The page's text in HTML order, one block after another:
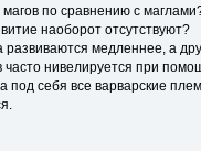
по сравнению с
наоборот отсутствуют?
развиваются медленнее, а
нивелируется при
себя все варварские